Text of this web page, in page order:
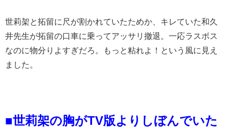
世莉架と拓留に尺が割かれていたためか、キレていた和久
井先生が拓留の口車に乗ってアッサリ撤退。一応ラスボス
なのに物分りよすぎだろ。もっと粘れよ！という風に見え
ました。
■世莉架の胸がTV版よりしぼんでいた